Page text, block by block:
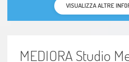
VISUALIZZA ALTRE
MEDIORA Studio